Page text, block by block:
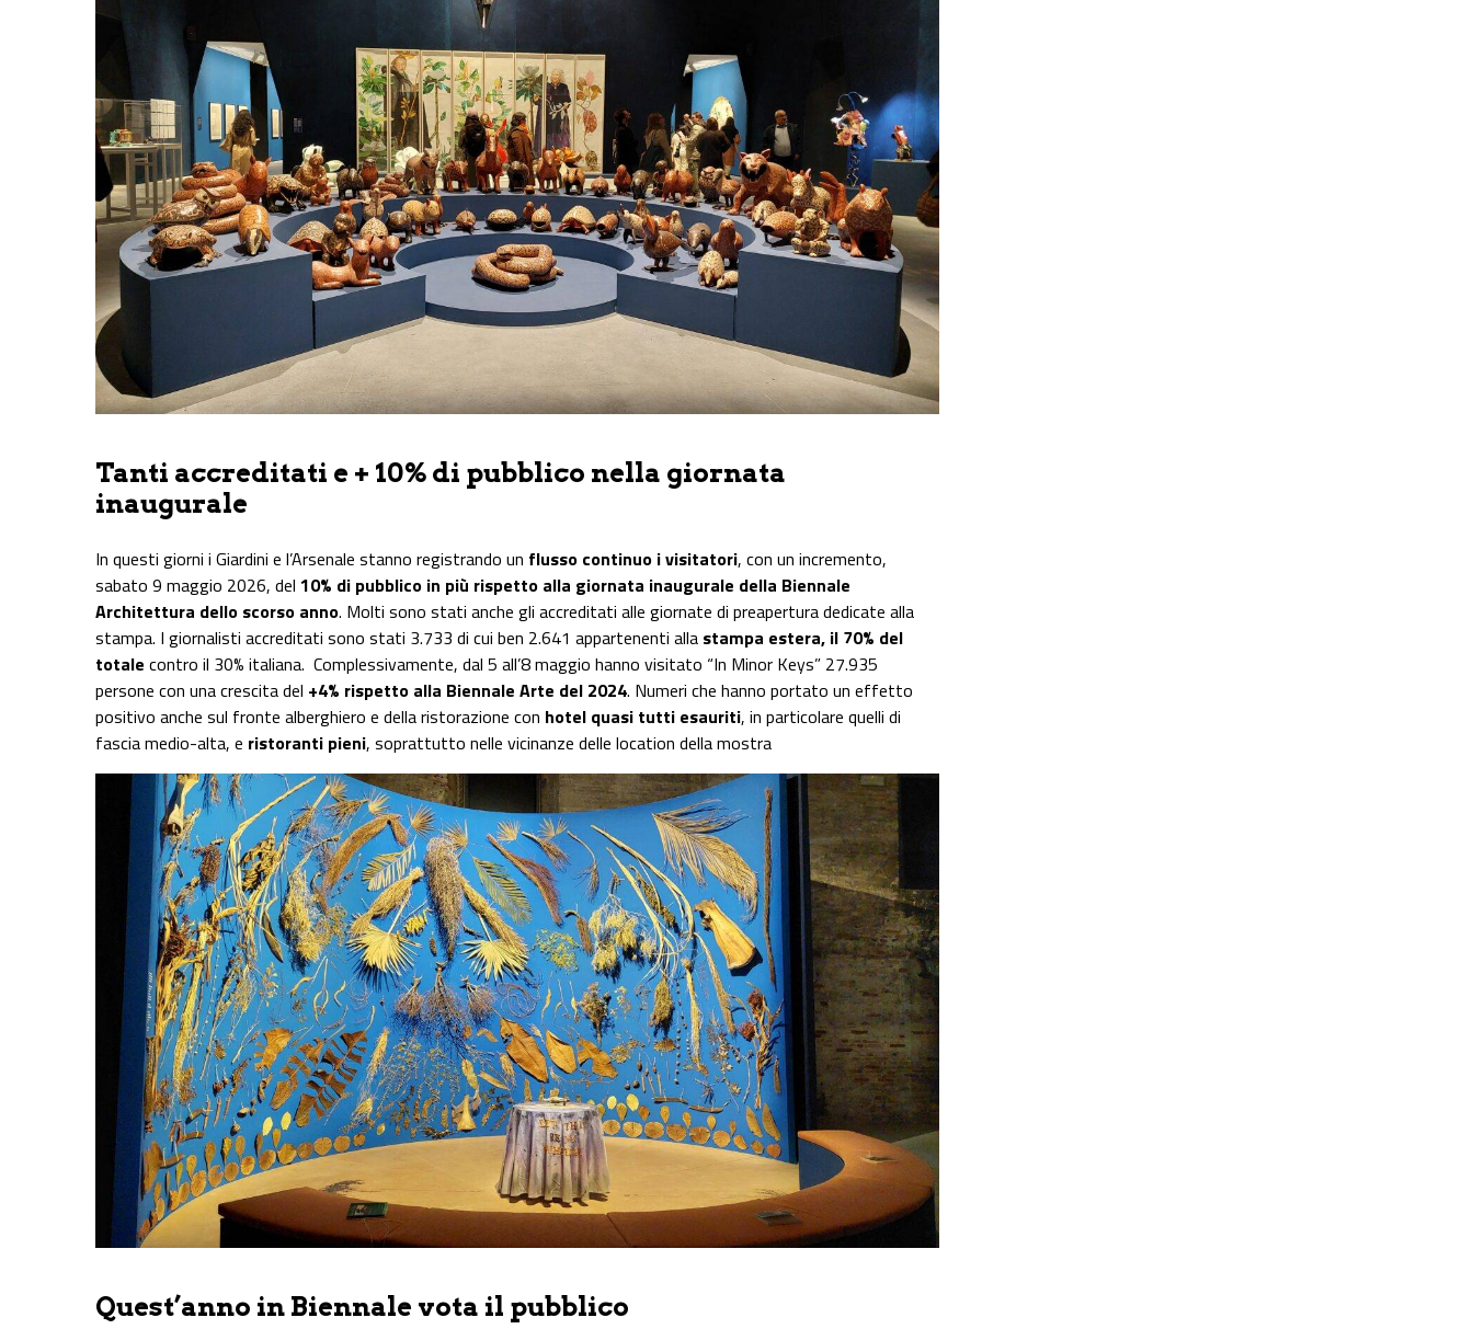
Tanti accreditati e + 10% di pubblico nella giornata
inaugurale
In questi giorni i Giardini e l’Arsenale stanno registrando un flusso continuo i visitatori, con un incremento,
sabato 9 maggio 2026, del 10% di pubblico in più rispetto alla giornata inaugurale della Biennale
Architettura dello scorso anno. Molti sono stati anche gli accreditati alle giornate di preapertura dedicate alla
stampa. I giornalisti accreditati sono stati 3.733 di cui ben 2.641 appartenenti alla stampa estera, il 70% del
totale contro il 30% italiana. Complessivamente, dal 5 all’8 maggio hanno visitato “In Minor Keys” 27.935
persone con una crescita del +4% rispetto alla Biennale Arte del 2024. Numeri che hanno portato un effetto
positivo anche sul fronte alberghiero e della ristorazione con hotel quasi tutti esauriti, in particolare quelli di
fascia medio-alta, e ristoranti pieni, soprattutto nelle vicinanze delle location della mostra
Quest’anno in Biennale vota il pubblico